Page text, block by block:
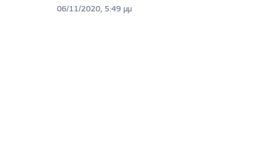
06/11/2020, 5:49 μμ